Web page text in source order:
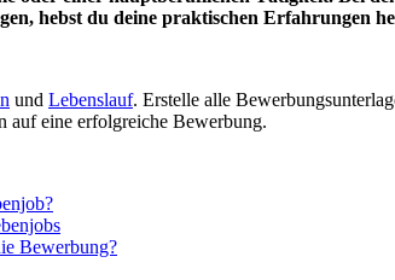
hebst du deine praktischen Erfahrungen
und Lebenslauf. Erstelle alle
auf eine erfolgreiche Bewerbung.
Bewerbung?